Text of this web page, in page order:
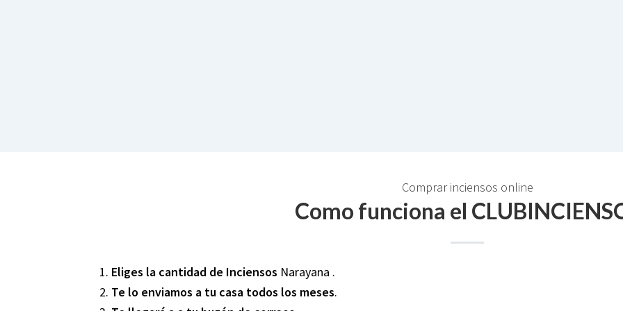
Comprar inciensos online
Como funciona el
1. Eliges la cantidad de Inciensos Narayana .
2. Te lo enviamos a tu casa todos los meses.